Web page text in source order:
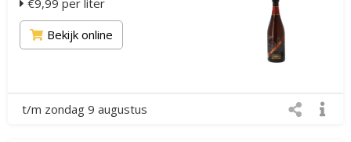
€9,99 per liter
Bekijk online
t/m zondag 9 augustus